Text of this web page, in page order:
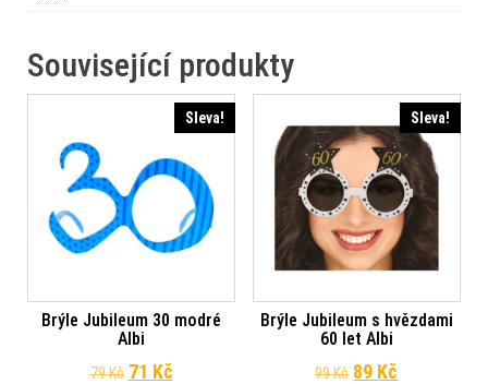
Související produkty
Sleva!
Brýle Jubileum 30 modré
Albi
79Kč Původní cena byla: 79 Kč.
71 KčAktuální cena je: 71 Kč.
Sleva!
Brýle Jubileum s hvězdami
60 let Albi
99Kč Původní cena
89 Kč